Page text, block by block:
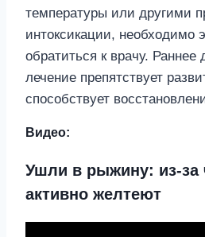
температуры или другими
интоксикации, необходимо
обратиться к врачу. Раннее
лечение препятствует
способствует
Видео:
Ушли в рыжину: из-за
активно желтеют